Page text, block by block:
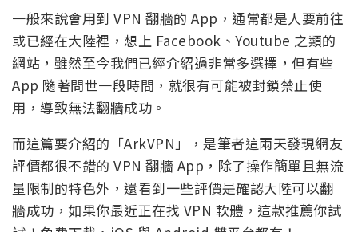
一般來說會用到 VPN 翻牆的 App，通常都是人要前往
或已經在大陸裡，想上 Facebook、Youtube 之類的
網站，雖然至今我們已經介紹過非常多選擇，但有些
App 隨著問世一段時間，就很有可能被封鎖禁止使
用，導致無法翻牆成功。
而這篇要介紹的「ArkVPN」，是筆者這兩天發現網友
評價都很不錯的 VPN 翻牆 App，除了操作簡單且無流
量限制的特色外，還看到一些評價是確認大陸可以翻
牆成功，如果你最近正在找 VPN 軟體，這款推薦你試